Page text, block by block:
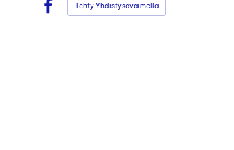
Tehty Yhdistysavaimella